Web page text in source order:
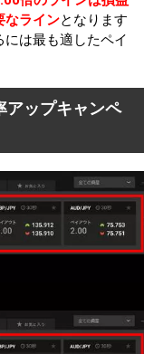
なラインとなります
は最も適したペイ
アップキャンペ